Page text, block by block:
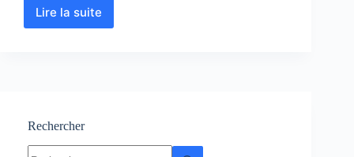
Lire la suite
Base
pratiques
Rechercher